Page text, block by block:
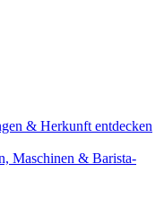
& Herkunft entdecken
Maschinen & Barista-